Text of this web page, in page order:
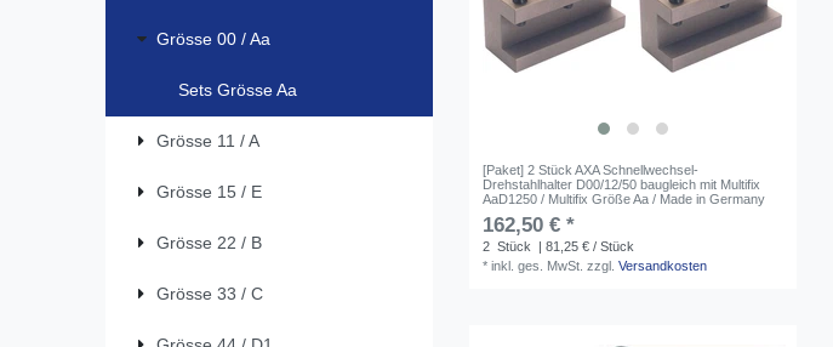
Grösse 00 / Aa
Sets Grösse Aa
Grösse 11 / A
Grösse 15 / E
Grösse 22 / B
Grösse 33 / C
[Paket] 2 Stück AXA Schnellwechsel-
Drehstahlhalter D00/12/50 baugleich mit Multifix
AaD1250 / Multifix Größe Aa / Made in Germany
162,50 € *
2 Stück
| 81,25 € / Stück
*inkl. ges. MwSt. zzgl.Versandkosten